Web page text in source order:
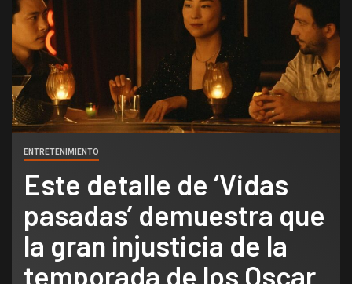
ENTRETENIMIENTO
Este detalle de ‘Vidas
pasadas’ demuestra que
la gran injusticia de la
temporada de los Oscar